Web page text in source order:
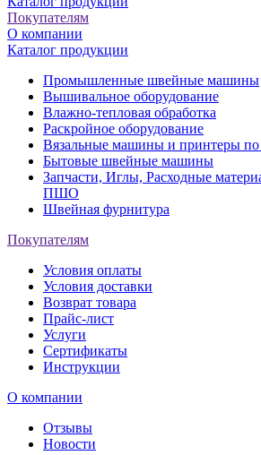
Покупателям
О компании
Каталог продукции
Промышленные швейные машины
Вышивальное оборудование
Влажно-тепловая обработка
Раскройное оборудование
Вязальные машины и принтеры по
Бытовые швейные машины
Запчасти, Иглы, Расходные
ПШО
Швейная фурнитура
Покупателям
Условия оплаты
Условия доставки
Возврат товара
Прайс-лист
Услуги
Сертификаты
Инструкции
О компании
Отзывы
Новости